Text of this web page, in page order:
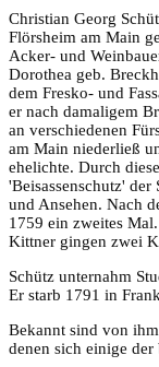
Christian Georg
Flörsheim am Main
Acker- und
Dorothea geb.
dem Fresko- und
er nach damaligem
an verschiedenen
am Main niederließ
ehelichte. Durch
'Beisassenschutz'
und Ansehen. Nach
1759 ein zweites
Kittner gingen zwei
Schütz unternahm
Er starb 1791 in
Bekannt sind von
denen sich einige